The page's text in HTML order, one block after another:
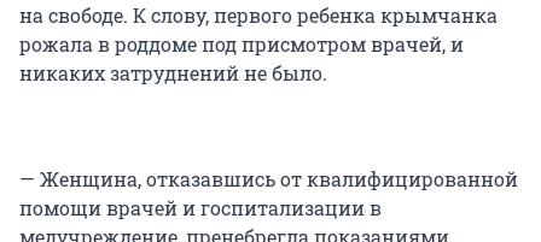
на свободе. К слову, первого ребенка крымчанка
рожала в роддоме под присмотром врачей, и
никаких затруднений не было.
— Женщина, отказавшись от квалифицированной
помощи врачей и госпитализации в
медучреждение, пренебрегла показаниями